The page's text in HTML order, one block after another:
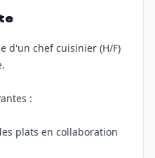
d'un chef cuisinier (H/F)
:
plats en collaboration